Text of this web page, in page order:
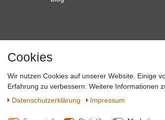
*Alle Preise verstehen sich inkl. MwSt. zzgl.
Cookies
Wir nutzen Cookies auf unserer Website. Einige
Erfahrung zu verbessern. Weitere Informationen
Daten­schutz­erklärung
Impressum